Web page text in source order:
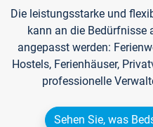
Die leistungsstarke und
kann an die Bedürfnisse
angepasst werden:
Hostels, Ferienhäuser,
professionelle
Sehen Sie, was